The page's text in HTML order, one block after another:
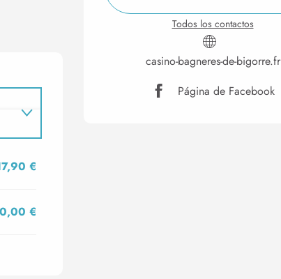
Todos los contactos
casino-bagneres-de-bigorre.fr
Página de Facebook
€
€